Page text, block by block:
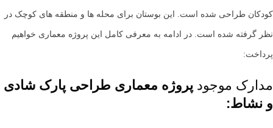
کودکان طراحی شده است. این بوستان برای محله ها و منطقه های کوچک در
نظر گرفته شده است. در ادامه به معرفی کامل این پروژه معماری خواهیم
پرداخت:
مدارک موجود پروژه معماری طراحی پارک شادی
و نشاط: